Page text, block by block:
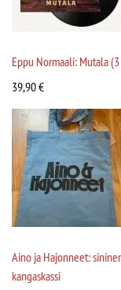
Eppu Normaali: Mutala
39,90€
Aino ja Hajonneet:
kangaskassi